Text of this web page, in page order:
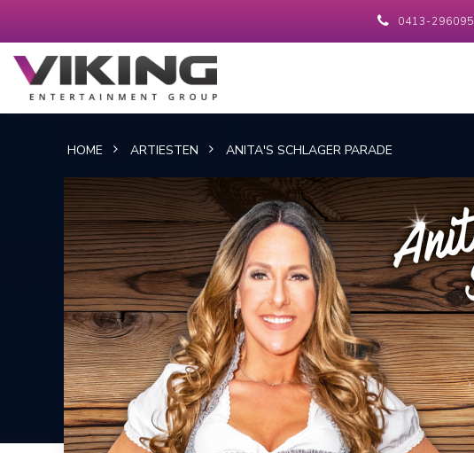
0413-296095
HOME ARTIESTEN ANITA'S SCHLAGER PARADE